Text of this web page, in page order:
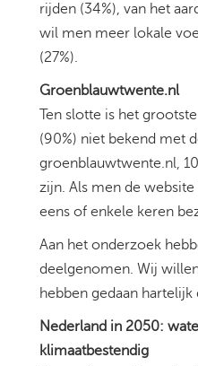
rijden (34%), van het
wil men meer lokale
(27%).
Groenblauwtwente.nl
Ten slotte is het
(90%) niet bekend met
groenblauwtwente.nl,
zijn. Als men de
eens of enkele keren
Aan het onderzoek
deelgenomen. Wij
hebben gedaan hartelijk
Nederland in 2050:
klimaatbestendig